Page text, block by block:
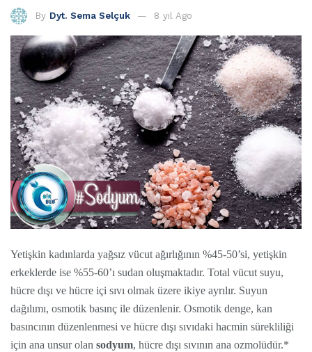
By Dyt. Sema Selçuk 8 yıl Ago
Yetişkin kadınlarda yağsız vücut ağırlığının %45-50’si, yetişkin
erkeklerde ise %55-60’ı sudan oluşmaktadır. Total vücut suyu,
hücre dışı ve hücre içi sıvı olmak üzere ikiye ayrılır. Suyun
dağılımı, osmotik basınç ile düzenlenir. Osmotik denge, kan
basıncının düzenlenmesi ve hücre dışı sıvıdaki hacmin sürekliliği
için ana unsur olan sodyum, hücre dışı sıvının ana ozmolüdür.*